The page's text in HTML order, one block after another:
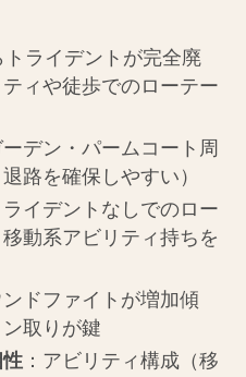
ライデントが完全廃
ィや徒歩でのローテー
ーデン・パームコート周
路を確保しやすい）
ライデントなしでのロー
動系アビリティ持ちを
ンドファイトが増加傾
取りが鍵
：アビリティ構成（移